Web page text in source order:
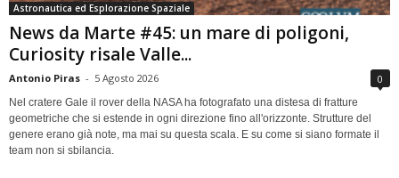
Astronautica ed Esplorazione Spaziale
News da Marte #45: un mare di poligoni,
Curiosity risale Valle...
Antonio Piras - 5 Agosto 2026 0
Nel cratere Gale il rover della NASA ha fotografato una distesa di fratture
geometriche che si estende in ogni direzione fino all'orizzonte. Strutture del
genere erano già note, ma mai su questa scala. E su come si siano formate il
team non si sbilancia.